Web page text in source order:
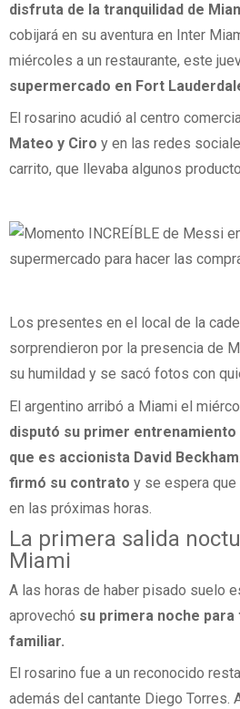
disfruta de la tranquilidad de
cobijará en su aventura en Inter
miércoles a un restaurante, este
supermercado en Fort
El rosarino acudió al centro
Mateo y Ciro y en las redes
carrito, que llevaba algunos
Los presentes en el local de la
sorprendieron por la presencia de
su humildad y se sacó fotos con
El argentino arribó a Miami el
disputó su primer entrenamiento
que es accionista David Beckham
firmó su contrato y se espera
en las próximas horas.
La primera salida
Miami
A las horas de haber pisado suelo
aprovechó su primera noche para
familiar.
El rosarino fue a un reconocido
además del cantante Diego Torres.